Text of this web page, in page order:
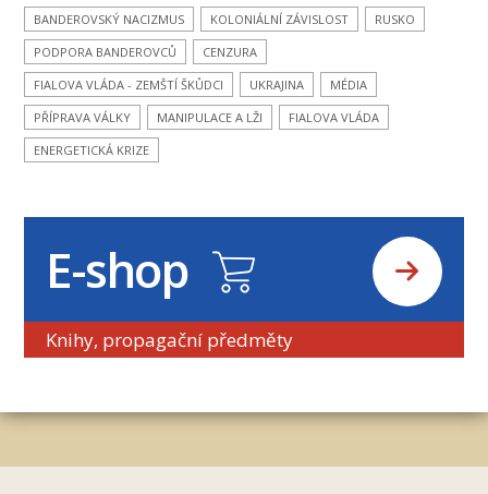
BANDEROVSKÝ NACIZMUS
KOLONIÁLNÍ ZÁVISLOST
RUSKO
PODPORA BANDEROVCŮ
CENZURA
FIALOVA VLÁDA - ZEMŠTÍ ŠKŮDCI
UKRAJINA
MÉDIA
PŘÍPRAVA VÁLKY
MANIPULACE A LŽI
FIALOVA VLÁDA
ENERGETICKÁ KRIZE
E-shop
Knihy, propagační předměty